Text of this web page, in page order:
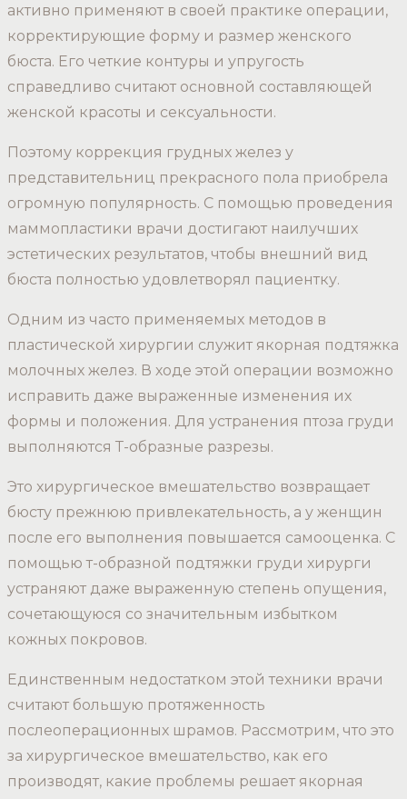
активно применяют в своей практике операции,
корректирующие форму и размер женского
бюста. Его четкие контуры и упругость
справедливо считают основной составляющей
женской красоты и сексуальности.
Поэтому коррекция грудных желез у
представительниц прекрасного пола приобрела
огромную популярность. С помощью проведения
маммопластики врачи достигают наилучших
эстетических результатов, чтобы внешний вид
бюста полностью удовлетворял пациентку.
Одним из часто применяемых методов в
пластической хирургии служит якорная подтяжка
молочных желез. В ходе этой операции возможно
исправить даже выраженные изменения их
формы и положения. Для устранения птоза груди
выполняются Т-образные разрезы.
Это хирургическое вмешательство возвращает
бюсту прежнюю привлекательность, а у женщин
после его выполнения повышается самооценка. С
помощью т-образной подтяжки груди хирурги
устраняют даже выраженную степень опущения,
сочетающуюся со значительным избытком
кожных покровов.
Единственным недостатком этой техники врачи
считают большую протяженность
послеоперационных шрамов. Рассмотрим, что это
за хирургическое вмешательство, как его
производят, какие проблемы решает якорная